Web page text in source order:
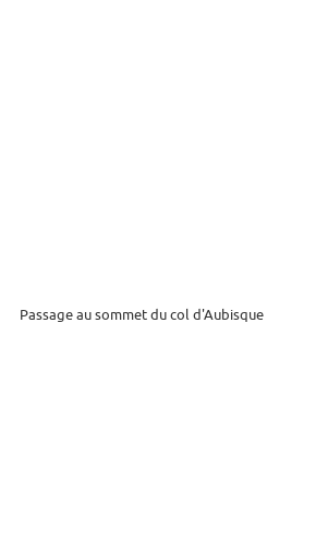
Passage au sommet du col d'Aubisque